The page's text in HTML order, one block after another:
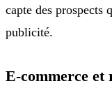
capte des prospects
publicité.
E-commerce et